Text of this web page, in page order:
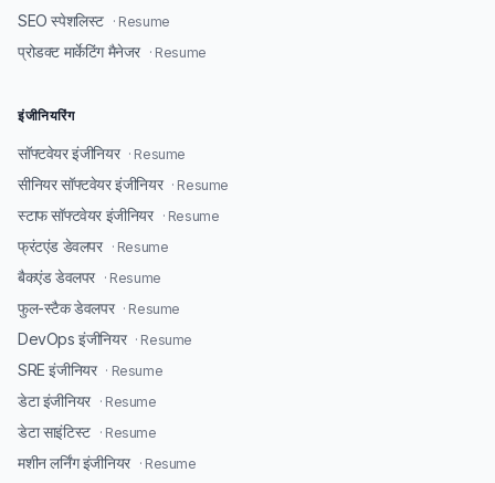
SEO स्पेशलिस्ट · Resume
प्रोडक्ट मार्केटिंग मैनेजर · Resume
इंजीनियरिंग
सॉफ्टवेयर इंजीनियर · Resume
सीनियर सॉफ्टवेयर इंजीनियर · Resume
स्टाफ सॉफ्टवेयर इंजीनियर · Resume
फ्रंटएंड डेवलपर · Resume
बैकएंड डेवलपर · Resume
फुल-स्टैक डेवलपर · Resume
DevOps इंजीनियर · Resume
SRE इंजीनियर · Resume
डेटा इंजीनियर · Resume
डेटा साइंटिस्ट · Resume
मशीन लर्निंग इंजीनियर · Resume